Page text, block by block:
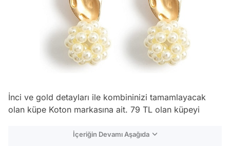
İnci ve gold detayları ile kombininizi tamamlayacak
olan küpe Koton markasına ait. 79 TL olan küpeyi
İçeriğin Devamı Aşağıda